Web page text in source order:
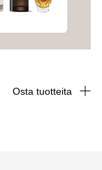
Osta tuotteita